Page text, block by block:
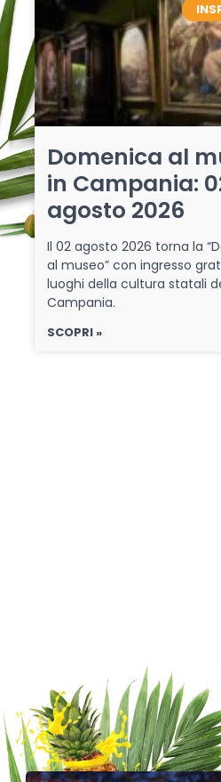
Domenica al
in Campania:
agosto 2026
Il 02 agosto 2026 torna la
al museo” con ingresso
luoghi della cultura statali
Campania.
SCOPRI »